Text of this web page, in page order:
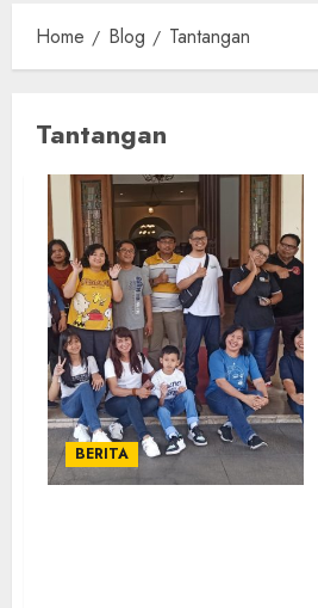
Home Blog Tantangan
Tantangan
BERITA